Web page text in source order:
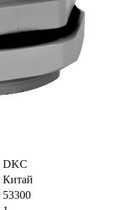
DKC
Китай
53300